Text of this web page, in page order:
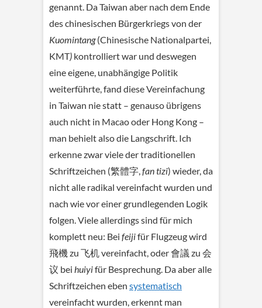
genannt. Da Taiwan aber nach dem Ende
des chinesischen Bürgerkriegs von der
Kuomintang(Chinesische Nationalpartei,
KMT) kontrolliert war und deswegen
eine eigene, unabhängige Politik
weiterführte, fand diese Vereinfachung
in Taiwan nie statt – genauso übrigens
auch nicht in Macao oder Hong Kong –
man behielt also die Langschrift. Ich
erkenne zwar viele der traditionellen
Schriftzeichen (繁體字, fan tizi) wieder, da
nicht alle radikal vereinfacht wurden und
nach wie vor einer grundlegenden Logik
folgen. Viele allerdings sind für mich
komplett neu: Bei feijifür Flugzeug wird
飛機 zu 飞机 vereinfacht, oder 會議 zu 会
议 bei huiyifür Besprechung. Da aber alle
Schriftzeichen eben systematisch
vereinfacht wurden, erkennt man